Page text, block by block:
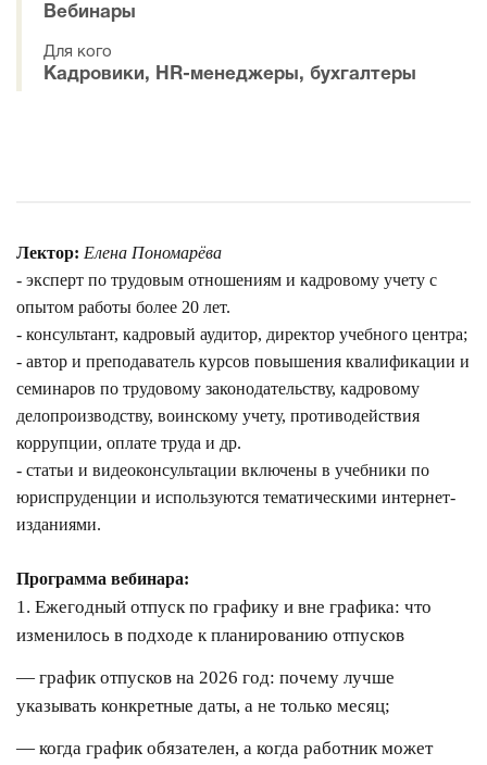
Вебинары
Для кого
Кадровики, HR-менеджеры, бухгалтеры
Лектор: Елена Пономарёва
- эксперт по трудовым отношениям и кадровому учету с
опытом работы более 20 лет.
- консультант, кадровый аудитор, директор учебного центра;
- автор и преподаватель курсов повышения квалификации и
семинаров по трудовому законодательству, кадровому
делопроизводству, воинскому учету, противодействия
коррупции, оплате труда и др.
- статьи и видеоконсультации включены в учебники по
юриспруденции и используются тематическими интернет-
изданиями.
Программа вебинара:
1. Ежегодный отпуск по графику и вне графика: что
изменилось в подходе к планированию отпусков
— график отпусков на 2026 год: почему лучше
указывать конкретные даты, а не только месяц;
— когда график обязателен, а когда работник может